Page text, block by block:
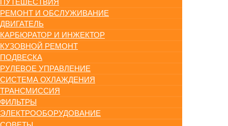
ПУТЕШЕСТВИЯ
РЕМОНТ И ОБСЛУЖИВАНИЕ
ДВИГАТЕЛЬ
КАРБЮРАТОР И ИНЖЕКТОР
КУЗОВНОЙ РЕМОНТ
ПОДВЕСКА
РУЛЕВОЕ УПРАВЛЕНИЕ
СИСТЕМА ОХЛАЖДЕНИЯ
ТРАНСМИССИЯ
ФИЛЬТРЫ
ЭЛЕКТРООБОРУДОВАНИЕ